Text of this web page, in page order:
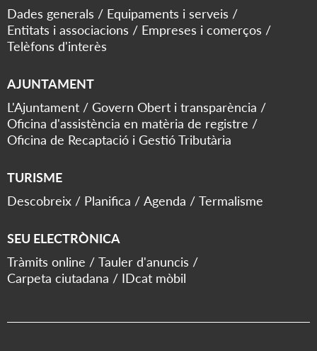
Dades generals
Equipaments i serveis
Entitats i associacions
Empreses i comerços
Telèfons d'interès
AJUNTAMENT
L'Ajuntament
Govern Obert i transparència
Oficina d'assistència en matèria de registre
Oficina de Recaptació i Gestió Tributària
TURISME
Descobreix
Planifica Agenda Termalisme
SEU ELECTRÒNICA
Tràmits online
Tauler d'anuncis
Carpeta ciutadana
IDcat mòbil